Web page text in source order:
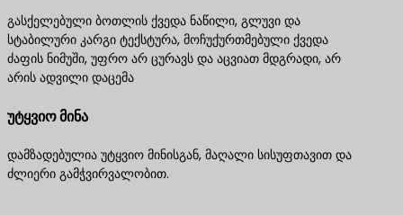
გასქელებული ბოთლის ქვედა ნაწილი, გლუვი და
სტაბილური კარგი ტექსტურა, მოჩუქურთმებული ქვედა
ძაფის ნიმუში, უფრო არ ცურავს და აცვიათ მდგრადი, არ
არის ადვილი დაცემა
უტყვიო მინა
დამზადებულია უტყვიო მინისგან, მაღალი სისუფთავით და
ძლიერი გამჭვირვალობით.